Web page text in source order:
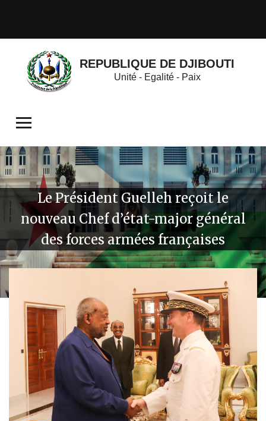
REPUBLIQUE DE DJIBOUTI
Unité - Egalité - Paix
Le Président Guelleh reçoit le
nouveau Chef d’état-major général
des forces armées françaises